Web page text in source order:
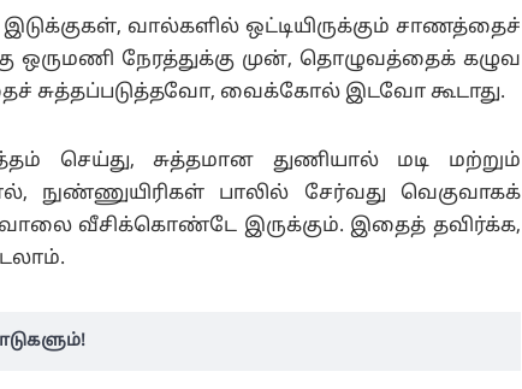
வால்களில் ஒட்டியிருக்கும் சாணத்தைச்
ஒருமணி நேரத்துக்கு முன், தொழுவத்தைக் கழுவ
சுத்தப்படுத்தவோ, வைக்கோல் இடவோ கூடாது.
செய்து, சுத்தமான துணியால் மடி மற்றும்
நுண்ணுயிரிகள் பாலில் சேர்வது வெகுவாகக்
வாலை வீசிக்கொண்டே இருக்கும். இதைத் தவிர்க்க,